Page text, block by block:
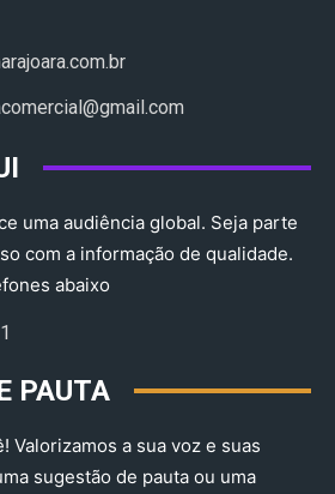
uma audiência global. Seja parte
com a informação de qualidade.
abaixo
PAUTA
Valorizamos a sua voz e suas
sugestão de pauta ou uma